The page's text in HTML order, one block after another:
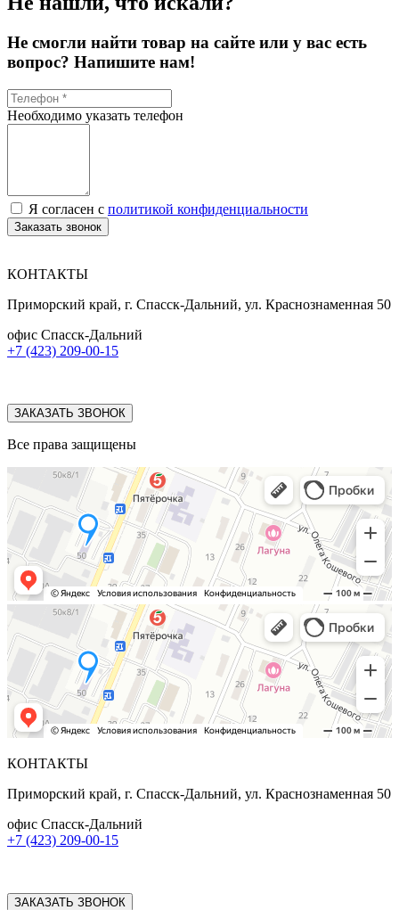
Не смогли найти товар на сайте или у вас есть
вопрос? Напишите нам!
Необходимо указать телефон
Я согласен с политикой конфиденциальности
Заказать звонок
КОНТАКТЫ
Приморский край, г. Спасск-Дальний, ул. Краснознаменная 50
офис Спасск-Дальний
+7 (423) 209-00-15
ЗАКАЗАТЬ ЗВОНОК
Все права защищены
КОНТАКТЫ
Приморский край, г. Спасск-Дальний, ул. Краснознаменная 50
офис Спасск-Дальний
+7 (423) 209-00-15
ЗАКАЗАТЬ ЗВОНОК